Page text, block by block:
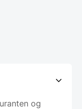
og